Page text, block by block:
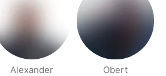
Alexander Obert